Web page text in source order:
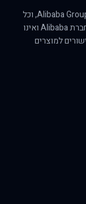
הסימן AliExpress הוא סימן מסחר רשום של חברת Alibaba Group, וכל
הזכויות הנוגעות לו שמורות לה. אתר זה אינו קשור לחברת Alibaba ואינו
למוצרים